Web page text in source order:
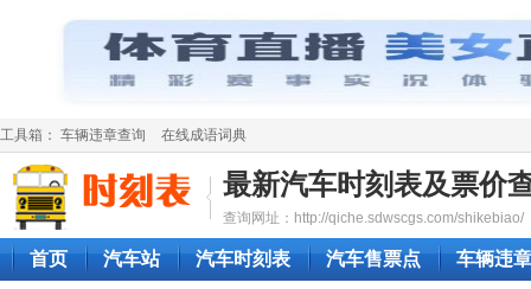
工具箱： 车辆违章查询 在线成语词典
最新汽车时刻表及票价
查询网址：http://qiche.sdwscgs.com/shikebiao/
首页 汽车站 汽车时刻表 汽车售票点 车辆违